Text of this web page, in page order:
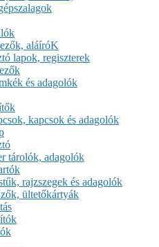
aláíróK
lapok, regiszterek
és adagolók
kapcsok és adagolók
tárolók, adagolók
rajzszegek és adagolók
ültetőkártyák